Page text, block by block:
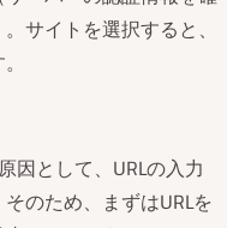
サイトを選択すると、
因として、URLの入力
のため、まずはURLを